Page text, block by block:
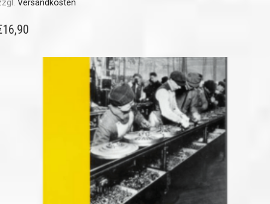
Versandkosten
16,90